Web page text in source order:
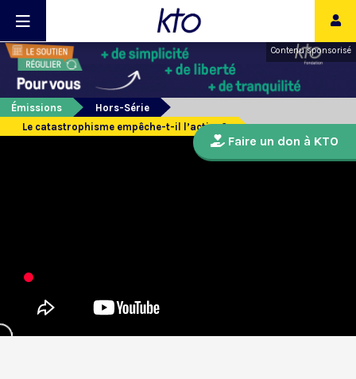
Contenu sponsorisé
Émissions
Hors-Série
Le catastrophisme empêche-t-il l’action?
Faire un don à KTO